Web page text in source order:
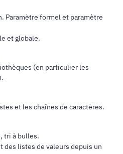
Paramètre formel et paramètre
et globale.
(en particulier les
et les chaînes de caractères.
tri à bulles.
des listes de valeurs depuis un